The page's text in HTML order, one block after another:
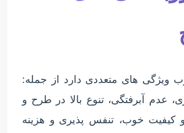
ویژگی های متعددی دارد از جمله:
عدم آبرفتگی، تنوع بالا در طرح و
و کیفیت خوب، تنفس پذیری و هزینه